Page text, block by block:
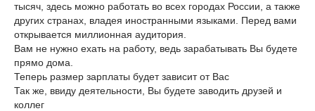
тысяч, здесь можно работать во всех городах России, а также
других странах, владея иностранными языками. Перед вами
открывается миллионная аудитория.
Вам не нужно ехать на работу, ведь зарабатывать Вы будете
прямо дома.
Теперь размер зарплаты будет зависит от Вас
Так же, ввиду деятельности, Вы будете заводить друзей и
коллег